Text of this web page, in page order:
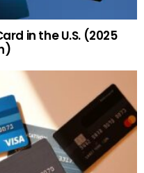
in the U.S. (2025